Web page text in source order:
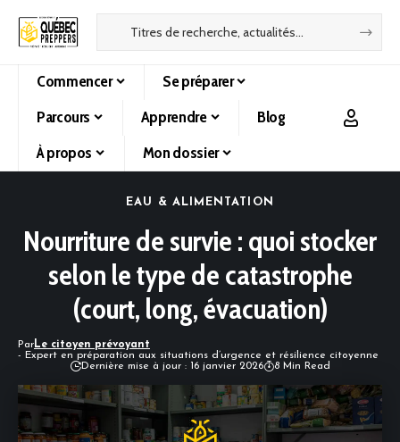
Commencer
Se préparer
Parcours
Apprendre
Blog
À propos
Mon dossier
EAU & ALIMENTATION
Nourriture de survie : quoi stocker
selon le type de catastrophe
(court, long, évacuation)
ParLe citoyen prévoyant
- Expert en préparation aux situations d’urgence et résilience citoyenne
Dernière mise à jour : 16 janvier 2026
8 Min Read